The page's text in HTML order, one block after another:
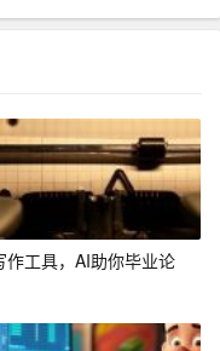
教育教学能力。
断探索创新。
教育科研水平。
补短，共同进步。
展趋势，把握教育
作工具，AI助你毕业论